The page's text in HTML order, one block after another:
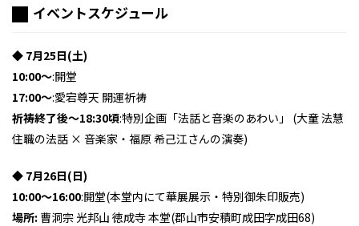
イベントスケジュール
◆ 7月25日(土)
10:00～:開堂
17:00～:愛宕尊天 開運祈祷
祈祷終了後～18:30頃:特別企画「法話と音楽のあわい」 (大童 法慧
住職の法話 × 音楽家・福原 希己江さんの演奏)
◆ 7月26日(日)
10:00～16:00:開堂(本堂内にて華展展示・特別御朱印販売)
場所: 曹洞宗 光邦山 徳成寺 本堂(郡山市安積町成田字成田68)